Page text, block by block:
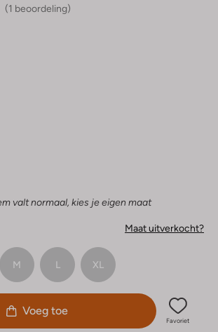
(1 beoordeling)
valt normaal, kies je eigen maat
Maat uitverkocht?
M L XL
Voeg toe
Favoriet